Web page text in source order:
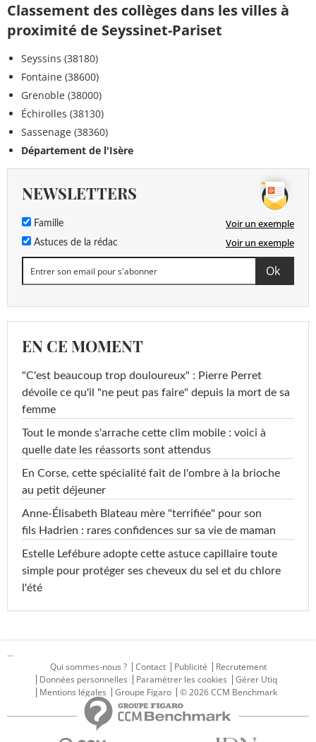
Classement des collèges dans les villes à
proximité de Seyssinet-Pariset
Seyssins (38180)
Fontaine (38600)
Grenoble (38000)
Échirolles (38130)
Sassenage (38360)
Département de l'Isère
NEWSLETTERS
Famille Voir un exemple
Astuces de la rédac Voir un exemple
EN CE MOMENT
"C'est beaucoup trop douloureux" : Pierre Perret
dévoile ce qu'il "ne peut pas faire" depuis la mort de sa
femme
Tout le monde s'arrache cette clim mobile : voici à
quelle date les réassorts sont attendus
En Corse, cette spécialité fait de l'ombre à la brioche
au petit déjeuner
Anne-Élisabeth Blateau mère "terrifiée" pour son
fils Hadrien : rares confidences sur sa vie de maman
Estelle Lefébure adopte cette astuce capillaire toute
simple pour protéger ses cheveux du sel et du chlore
l'été
...
Qui sommes-nous ?
Contact Publicité
Recrutement
Données personnelles
Paramétrer les cookies
Gérer Utiq
Mentions légales
Groupe Figaro © 2026 CCM Benchmark